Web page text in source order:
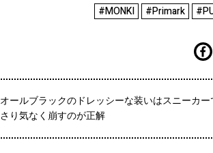
#MONKI #Primark
オールブラックのドレッシーな装いはスニーカー
さり気なく崩すのが正解